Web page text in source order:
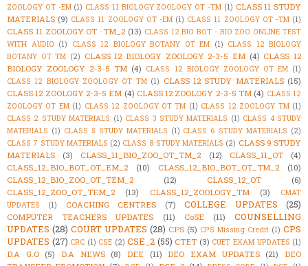
ZOOLOGY OT -EM (1) CLASS 11 BIOLOGY ZOOLOGY OT -TM (1) CLASS 11 STUDY
MATERIALS (9) CLASS 11 ZOOLOGY OT -EM (1) CLASS 11 ZOOLOGY OT -TM (1)
CLASS 11 ZOOLOGY OT -TM_2 (13) CLASS 12 BIO BOT - BIO ZOO ONLINE TEST
WITH AUDIO (1) CLASS 12 BIOLOGY BOTANY OT EM (1) CLASS 12 BIOLOGY
BOTANY OT TM (2) CLASS 12 BIOLOGY ZOOLOGY 2-3-5 EM (4) CLASS 12
BIOLOGY ZOOLOGY 2-3-5 TM (4) CLASS 12 BIOLOGY ZOOLOGY OT EM (1)
CLASS 12 BIOLOGY ZOOLOGY OT TM (1) CLASS 12 STUDY MATERIALS (15)
CLASS 12 ZOOLOGY 2-3-5 EM (4) CLASS 12 ZOOLOGY 2-3-5 TM (4) CLASS 12
ZOOLOGY OT EM (1) CLASS 12 ZOOLOGY OT TM (1) CLASS 12 ZOOLOGY TM (1)
CLASS 2 STUDY MATERIALS (1) CLASS 3 STUDY MATERIALS (1) CLASS 4 STUDY
MATERIALS (1) CLASS 5 STUDY MATERIALS (1) CLASS 6 STUDY MATERIALS (2)
CLASS 7 STUDY MATERIALS (2) CLASS 8 STUDY MATERIALS (2) CLASS 9 STUDY
MATERIALS
(3) CLASS_11_BIO_ZOO_OT_TM_2 (12) CLASS_11_OT
(4)
CLASS_12_BIO_BOT_OT_EM_2
(10) CLASS_12_BIO_BOT_OT_TM_2
(10)
CLASS_12_BIO_ZOO_OT_TEM_2
(12) CLASS_12_OT
(6)
CLASS_12_ZOO_OT_TEM_2
(13) CLASS_12_ZOOLOGY_TM (3)
CMAT
UPDATES
(1) COACHING CENTRES (7) COLLEGE UPDATES (25)
COMPUTER TEACHERS UPDATES (11) CoSE (11)
COUNSELLING
UPDATES (28) COURT UPDATES (28) CPS (5) CPS Missing Credit (1) CPS
UPDATES (27) CRC (1) CSE (2) CSE_2 (55) CTET (3) CUET EXAM UPDATES (1)
D.A G.O (5) D.A NEWS (8) DEE (11) DEO EXAM UPDATES (21)
DEO